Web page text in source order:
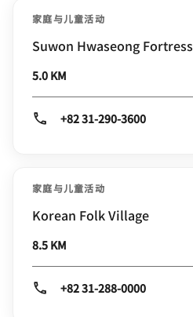
家庭与儿童活动
Suwon Hwaseong Fortress
5.0 KM
+82 31-290-3600
家庭与儿童活动
Korean Folk Village
8.5 KM
+82 31-288-0000